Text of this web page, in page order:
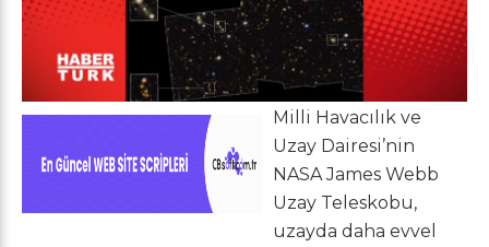
Milli Havacılık ve
Uzay Dairesi’nin
NASA James Webb
Uzay Teleskobu,
uzayda daha evvel